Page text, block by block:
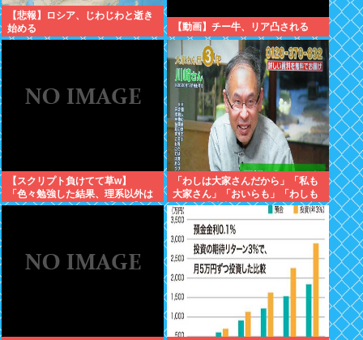
【悲報】ロシア、じわじわと逝き
始める
【動画】チー牛、リア凸される
【スクリプト負けてて草w】
「色々勉強した結果、理系以外は
エラー品だと気付いた【ガチ】」
「わしは大家さんだから」「私も
大家さん」「おいらも」「わしも
じゃ」「拙者も」こんなCMに騙
された日本人